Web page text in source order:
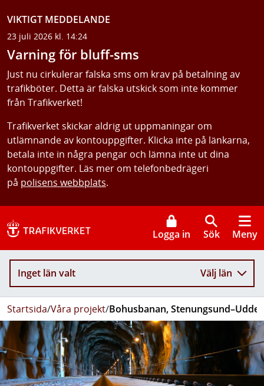
VIKTIGT MEDDELANDE
23 juli 2026 kl. 14:24
Varning för bluff-sms
Just nu cirkulerar falska sms om krav på betalning av
trafikböter. Detta är falska utskick som inte kommer
från Trafikverket!
Trafikverket skickar aldrig ut uppmaningar om
utlämnande av kontouppgifter. Klicka inte på länkarna,
betala inte in några pengar och lämna inte ut dina
kontouppgifter. Läs mer om telefonbedrägeri
på polisens webbplats.
Logga in Sök Meny
Inget län valt Välj län
Startsida/Våra projekt/Bohusbanan,